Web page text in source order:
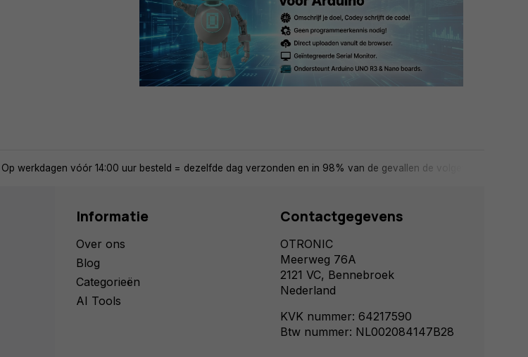
Op werkdagen vóór 14:00 uur besteld = dezelfde dag verzonden en in 98% van de gevallen de volgende dag in
Informatie
Over ons
Blog
Categorieën
AI Tools
Contactgegevens
OTRONIC
Meerweg 76A
2121 VC, Bennebroek
Nederland
KVK nummer: 64217590
Btw nummer: NL002084147B28